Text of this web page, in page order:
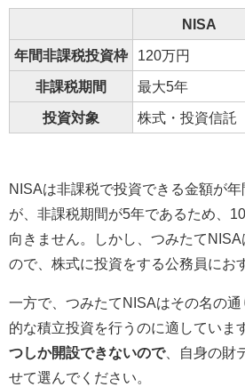
NISA
年間非課税投資枠 120万円
非課税期間 最大5年
投資対象 株式・投資信託
NISAは非課税で投資できる金額が
が、非課税期間が5年であるため、
向きません。しかし、つみたて
ので、株式に投資をする公務員にお
一方で、つみたてNISAはその名の
的な積立投資を行うのに適していま
つしか開設できないので、自身の財
せて選んでください。